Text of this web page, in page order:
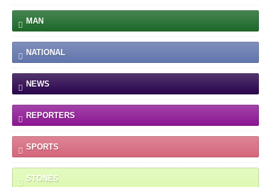
MAN
NATIONAL
NEWS
REPORTERS
SPORTS
STONES